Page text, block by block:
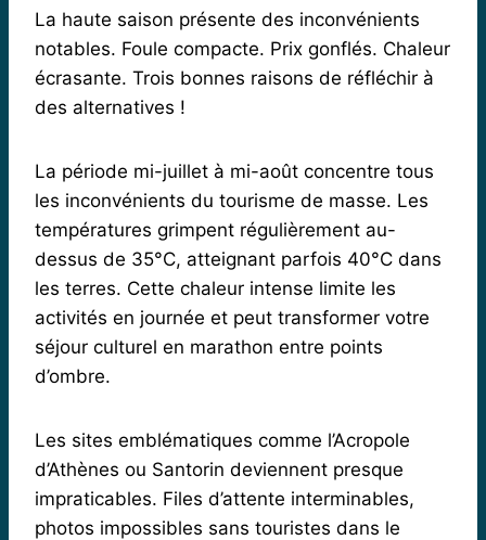
La haute saison présente des inconvénients
notables. Foule compacte. Prix gonflés. Chaleur
écrasante. Trois bonnes raisons de réfléchir à
des alternatives !
La période mi-juillet à mi-août concentre tous
les inconvénients du tourisme de masse. Les
températures grimpent régulièrement au-
dessus de 35°C, atteignant parfois 40°C dans
les terres. Cette chaleur intense limite les
activités en journée et peut transformer votre
séjour culturel en marathon entre points
d’ombre.
Les sites emblématiques comme l’Acropole
d’Athènes ou Santorin deviennent presque
impraticables. Files d’attente interminables,
photos impossibles sans touristes dans le